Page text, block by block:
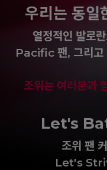
우리는 동일
열정적인 발로
Pacific 팬, 그리고
조위는 여러분
Let's
조위 팬
Let's